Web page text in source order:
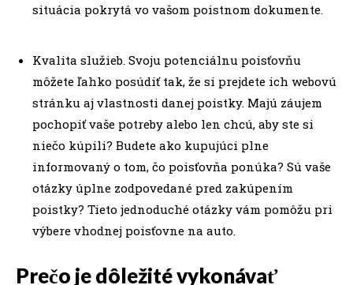
situácia pokrytá vo vašom poistnom dokumente.
Kvalita služieb. Svoju potenciálnu poisťovňu
môžete ľahko posúdiť tak, že si prejdete ich webovú
stránku aj vlastnosti danej poistky. Majú záujem
pochopiť vaše potreby alebo len chcú, aby ste si
niečo kúpili? Budete ako kupujúci plne
informovaný o tom, čo poisťovňa ponúka? Sú vaše
otázky úplne zodpovedané pred zakúpením
poistky? Tieto jednoduché otázky vám pomôžu pri
výbere vhodnej poisťovne na auto.
Prečo je dôležité vykonávať